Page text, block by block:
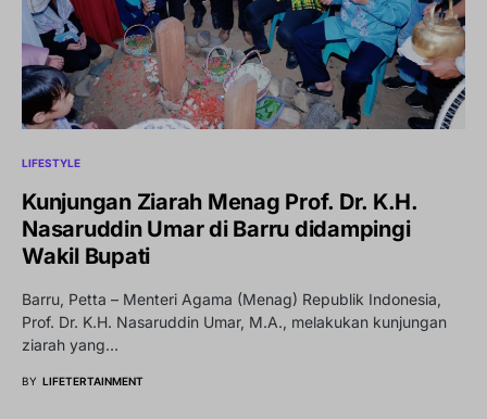
LIFESTYLE
Kunjungan Ziarah Menag Prof. Dr. K.H.
Nasaruddin Umar di Barru didampingi
Wakil Bupati
Barru, Petta – Menteri Agama (Menag) Republik Indonesia,
Prof. Dr. K.H. Nasaruddin Umar, M.A., melakukan kunjungan
ziarah yang…
BY LIFETERTAINMENT